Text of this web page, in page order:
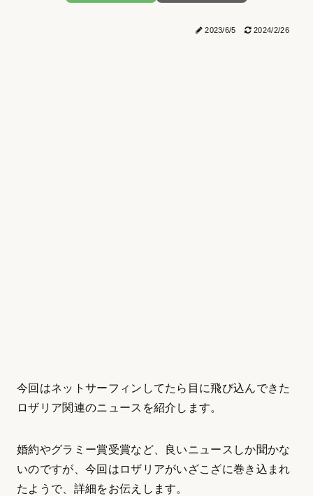
2023/6/5 2024/2/26
今回はネットサーフィンしてたら目に飛び込んできた
ロザリア関連のニュースを紹介します。
婚約やグラミー賞受賞など、良いニュースしか聞かな
いのですが、今回はロザリアがいざこざに巻き込まれ
たようで、詳細をお伝えします。